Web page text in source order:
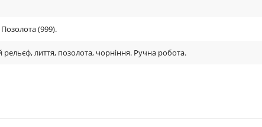
(999).
рельєф, лиття, позолота, чорніння. Ручна робота.